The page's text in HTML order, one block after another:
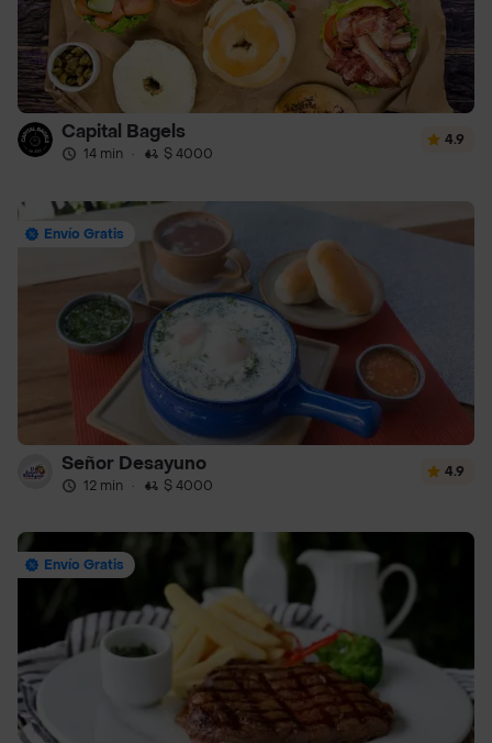
Capital Bagels
14 min · $ 4000
4.9
Envío Gratis
Señor Desayuno
12 min · $ 4000
4.9
Envío Gratis